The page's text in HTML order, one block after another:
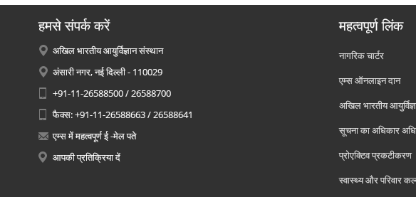
हमसे संपर्क करें
अखिल भारतीय आयुर्विज्ञान संस्थान
अंसारी नगर, नई दिल्ली - 110029
+91-11-26588500 / 26588700
फैक्स: +91-11-26588663 / 26588641
एम्स में महत्वपूर्ण ई -मेल पते
आपकी प्रतिक्रिया दें
महत्वपूर्ण लिंक
नागरिक चार्टर
एम्स ऑनलाइन दान
अखिल भारतीय
सूचना का अधिकार
प्रोएक्टिव प्रकटीकरण
स्वास्थ्य और परिवार